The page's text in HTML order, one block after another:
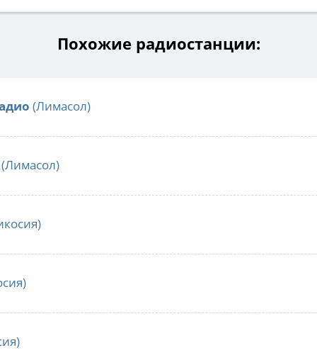
Похожие радиостанции:
(Лимасол)
(Лимасол)